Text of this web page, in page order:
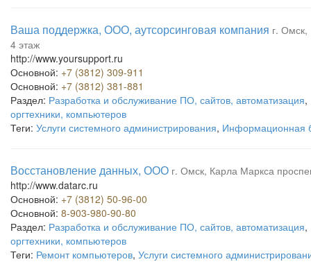
Ваша поддержка, ООО, аутсорсинговая компания г. Омск,
4 этаж
http://www.yoursupport.ru
Основной: +7 (3812) 309-911
Основной: +7 (3812) 381-881
Раздел: Разработка и обслуживание ПО, сайтов, автоматизация,
оргтехники, компьютеров
Теги: Услуги системного администрирования, Информационная
Восстановление данных, ООО г. Омск, Карла Маркса
http://www.datarc.ru
Основной: +7 (3812) 50-96-00
Основной: 8-903-980-90-80
Раздел: Разработка и обслуживание ПО, сайтов, автоматизация,
оргтехники, компьютеров
Теги: Ремонт компьютеров, Услуги системного